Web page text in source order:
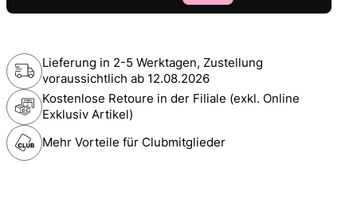
Lieferung in 2-5 Werktagen, Zustellung
voraussichtlich ab 12.08.2026
Kostenlose Retoure in der Filiale (exkl. Online
Exklusiv Artikel)
Mehr Vorteile für Clubmitglieder